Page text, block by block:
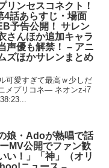
リンセスコネクト！
4話あらすじ・場面
予告公開！ サレン
さんほか追加キャラ
声優も解禁！ – アニ
ズほかサレンまとめ
可愛すぎて最高ｗ少しだ
メプリコネ— ネオンz-i7
娘・Adoが熱唱で話
MV公開でファン歓
い！」「神」（オリ